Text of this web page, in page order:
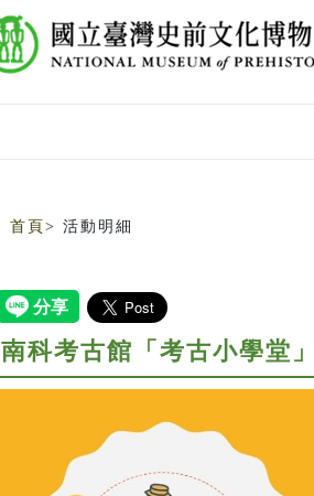
首頁 > 活動明細
南科考古館「考古小學堂